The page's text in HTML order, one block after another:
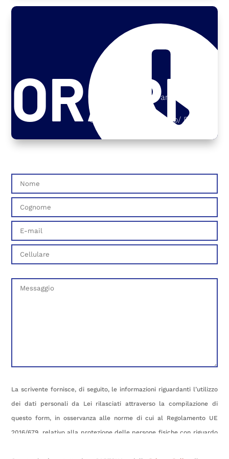
ORARI
Lun-Ven: 9:00 am – 17:00 pm
Sab: su appuntamento/ Dom:
La scrivente fornisce, di seguito, le informazioni riguardanti l’utilizzo
dei dati personali da Lei rilasciati attraverso la compilazione di
questo form, in osservanza alle norme di cui al Regolamento UE
2016/679, relativo alla protezione delle persone fisiche con riguardo